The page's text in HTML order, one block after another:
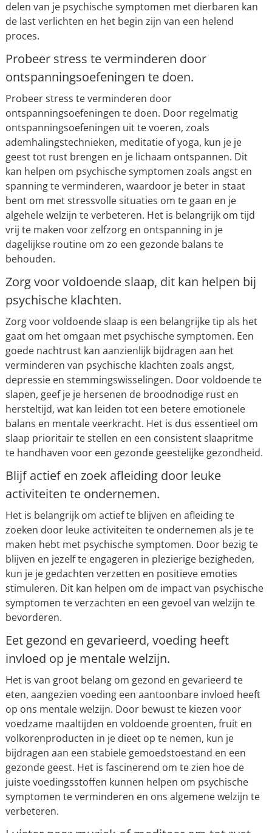
delen van je psychische symptomen met dierbaren kan
de last verlichten en het begin zijn van een helend
proces.
Probeer stress te verminderen door
ontspanningsoefeningen te doen.
Probeer stress te verminderen door
ontspanningsoefeningen te doen. Door regelmatig
ontspanningsoefeningen uit te voeren, zoals
ademhalingstechnieken, meditatie of yoga, kun je je
geest tot rust brengen en je lichaam ontspannen. Dit
kan helpen om psychische symptomen zoals angst en
spanning te verminderen, waardoor je beter in staat
bent om met stressvolle situaties om te gaan en je
algehele welzijn te verbeteren. Het is belangrijk om tijd
vrij te maken voor zelfzorg en ontspanning in je
dagelijkse routine om zo een gezonde balans te
behouden.
Zorg voor voldoende slaap, dit kan helpen bij
psychische klachten.
Zorg voor voldoende slaap is een belangrijke tip als het
gaat om het omgaan met psychische symptomen. Een
goede nachtrust kan aanzienlijk bijdragen aan het
verminderen van psychische klachten zoals angst,
depressie en stemmingswisselingen. Door voldoende te
slapen, geef je je hersenen de broodnodige rust en
hersteltijd, wat kan leiden tot een betere emotionele
balans en mentale veerkracht. Het is dus essentieel om
slaap prioritair te stellen en een consistent slaapritme
te handhaven voor een gezonde geestelijke gezondheid.
Blijf actief en zoek afleiding door leuke
activiteiten te ondernemen.
Het is belangrijk om actief te blijven en afleiding te
zoeken door leuke activiteiten te ondernemen als je te
maken hebt met psychische symptomen. Door bezig te
blijven en jezelf te engageren in plezierige bezigheden,
kun je je gedachten verzetten en positieve emoties
stimuleren. Dit kan helpen om de impact van psychische
symptomen te verzachten en een gevoel van welzijn te
bevorderen.
Eet gezond en gevarieerd, voeding heeft
invloed op je mentale welzijn.
Het is van groot belang om gezond en gevarieerd te
eten, aangezien voeding een aantoonbare invloed heeft
op ons mentale welzijn. Door bewust te kiezen voor
voedzame maaltijden en voldoende groenten, fruit en
volkorenproducten in je dieet op te nemen, kun je
bijdragen aan een stabiele gemoedstoestand en een
gezonde geest. Het is fascinerend om te zien hoe de
juiste voedingsstoffen kunnen helpen om psychische
symptomen te verminderen en ons algemene welzijn te
verbeteren.